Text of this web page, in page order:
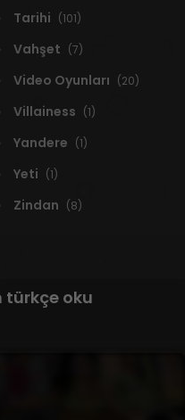
Tarihi (101)
Vahşet (7)
Video Oyunları (20)
Villainess (1)
Yandere (1)
Yeti (1)
Zindan (8)
türkçe oku